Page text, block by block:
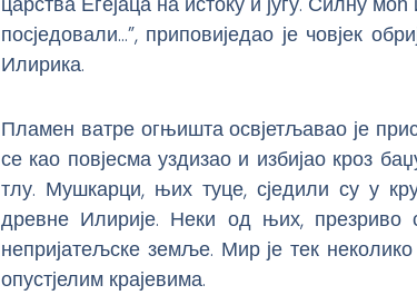
посједовали…”, приповиједао је човјек
Илирика.
Пламен ватре огњишта освјетљавао је
се као повјесма уздизао и избијао кроз
тлу. Мушкарци, њих туце, сједили су у
древне Илирије. Неки од њих, презриво
непријатељске земље. Мир је тек
опустјелим крајевима.